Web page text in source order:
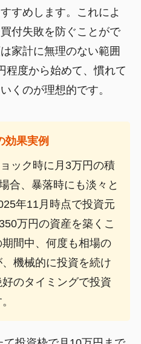
すめします。これによ
付失敗を防ぐことがで
家計に無理のない範囲
程度から始めて、慣れて
くのが理想的です。
効果実例
ック時に月3万円の積
合、暴落時にも淡々と
年11月時点で投資元
万円の資産を築くこ
間中、何度も相場の
機械的に投資を続け
のタイミングで投資